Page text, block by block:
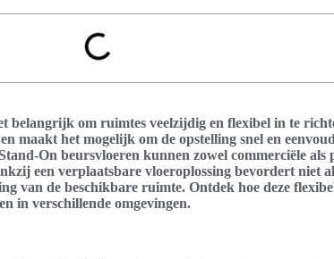
belangrijk om ruimtes veelzijdig en flexibel in te
maakt het mogelijk om de opstelling snel en
On beursvloeren kunnen zowel commerciële als
een verplaatsbare vloeroplossing bevordert niet
van de beschikbare ruimte. Ontdek hoe deze
in verschillende omgevingen.